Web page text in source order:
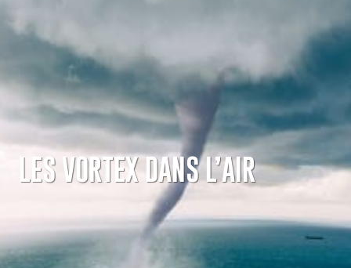
LES VORTEX DANS L’AIR